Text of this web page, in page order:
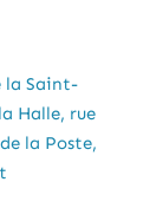
la Saint-
Halle, rue
la Poste,